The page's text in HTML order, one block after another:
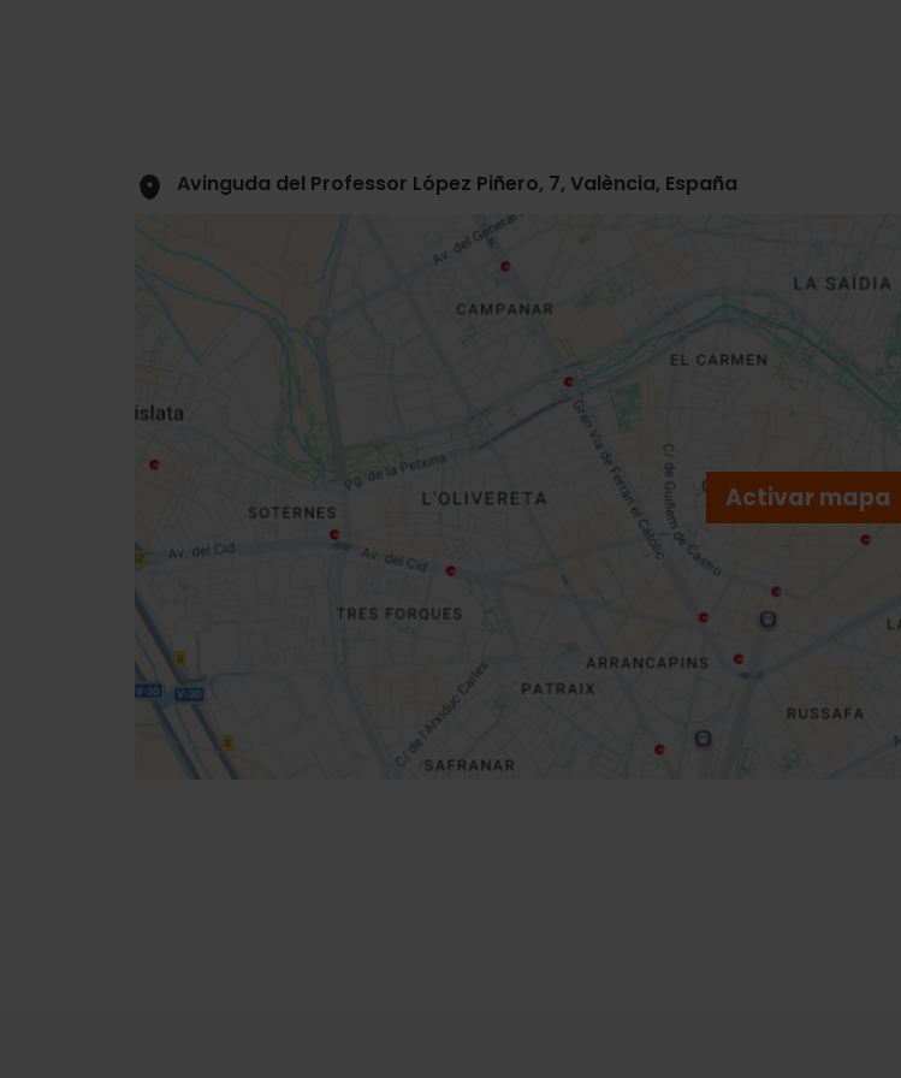
Avinguda del Professor López Piñero, 7, València, España
Activar mapa
Cómo llegar
sidebar